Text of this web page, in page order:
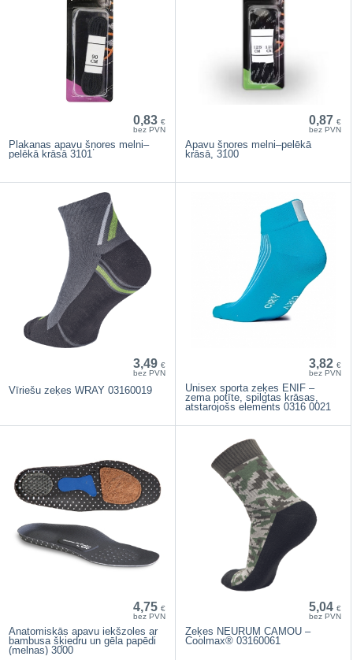
0,83 €
bez PVN
Plakanas apavu šņores melni–
pelēkā krāsā 3101
0,87 €
bez PVN
Apavu šņores melni–pelēkā
krāsā, 3100
3,49 €
bez PVN
Vīriešu zeķes WRAY 03160019
3,82 €
bez PVN
Unisex sporta zeķes ENIF –
zema potīte, spilgtas krāsas,
atstarojošs elements 0316 0021
4,75 €
bez PVN
Anatomiskās apavu iekšzoles ar
bambusa šķiedru un gēla papēdi
(melnas) 3000
5,04 €
bez PVN
Zeķes NEURUM CAMOU –
Coolmax® 03160061